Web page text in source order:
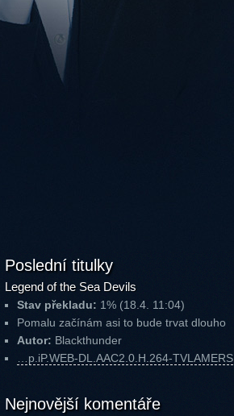
Poslední titulky
Legend of the Sea Devils
Stav překladu: 1% (18.4. 11:04)
Pomalu začínám asi to bude trvat dlouho
Autor: Blackthunder
…p.iP.WEB-DL.AAC2.0.H.264-TVLAMERS
Nejnovější komentáře